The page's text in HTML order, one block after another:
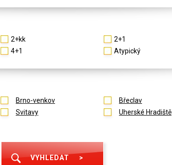
2+kk 2+1
4+1 Atypický
Brno-venkov Břeclav
Svitavy Uherské Hradiště
VYHLEDAT >